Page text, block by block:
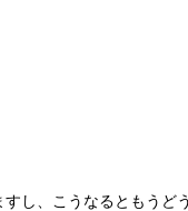
し、こうなるともうど